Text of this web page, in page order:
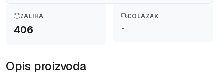
ZALIHA
406
DOLAZAK
-
Opis proizvoda